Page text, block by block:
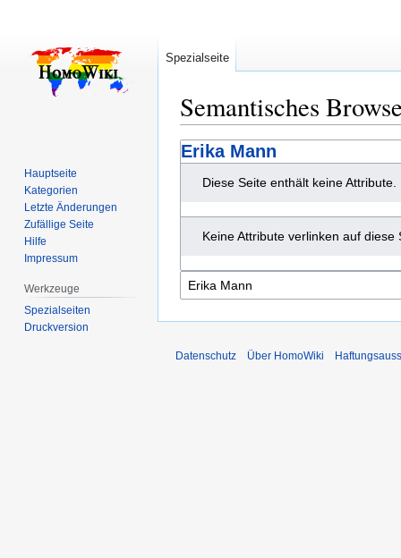
Semantisches
Zur
Navigation
springen
Zur
Suche
springen
Erika Mann
Diese Seite enthält keine Attribute.
Keine Attribute verlinken auf diese
Spezialseite
Hauptseite
Kategorien
Letzte Änderungen
Zufällige Seite
Hilfe
Impressum
Werkzeuge
Spezialseiten
Druckversion
Datenschutz Über HomoWiki